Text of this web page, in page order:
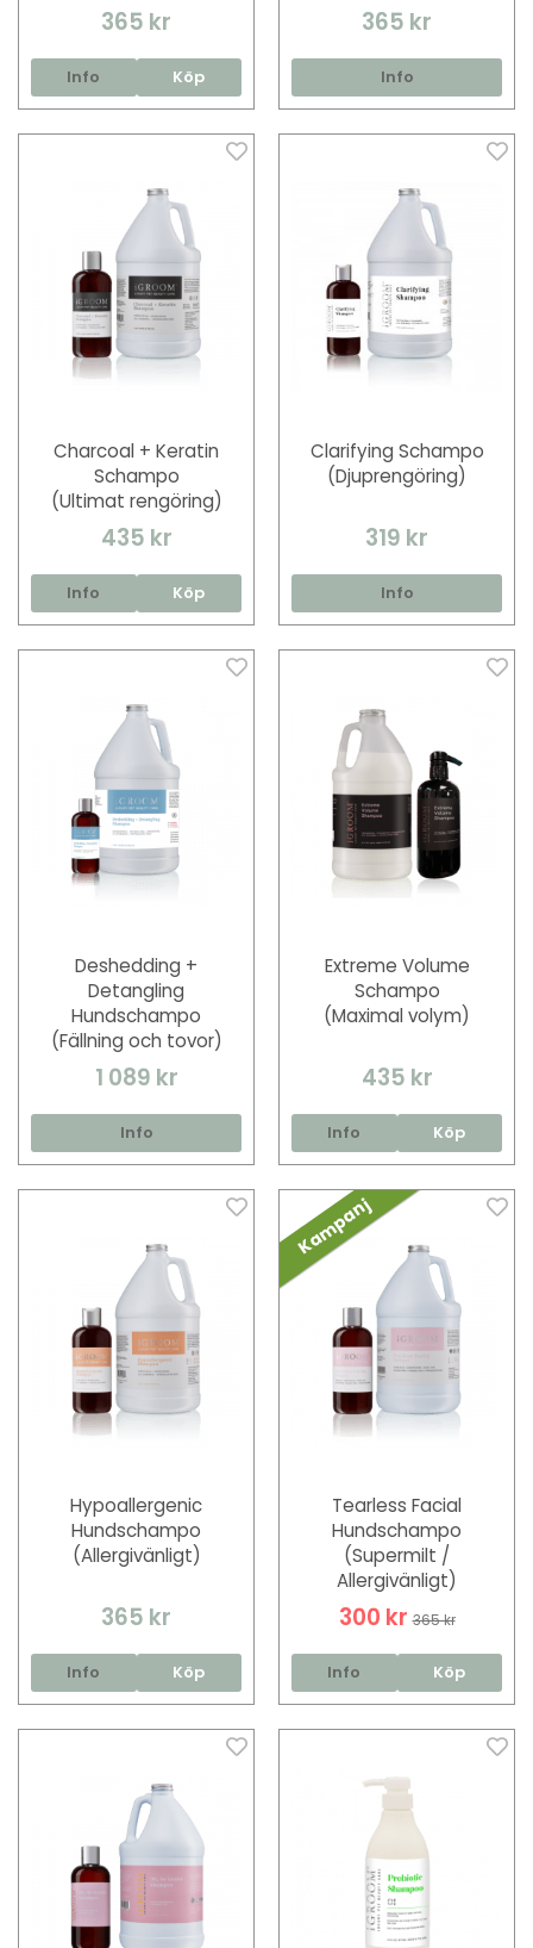
365 kr
Info Köp
365 kr
Info
Charcoal + Keratin
Schampo
(Ultimat rengöring)
435 kr
Info Köp
Clarifying Schampo
(Djuprengöring)
319 kr
Info
Deshedding +
Detangling
Hundschampo
(Fällning och tovor)
1 089 kr
Info
Extreme Volume
Schampo
(Maximal volym)
435 kr
Info Köp
Hypoallergenic
Hundschampo
(Allergivänligt)
365 kr
Info Köp
Kampanj
Tearless Facial
Hundschampo
(Supermilt /
Allergivänligt)
300 kr 365 kr
Info Köp